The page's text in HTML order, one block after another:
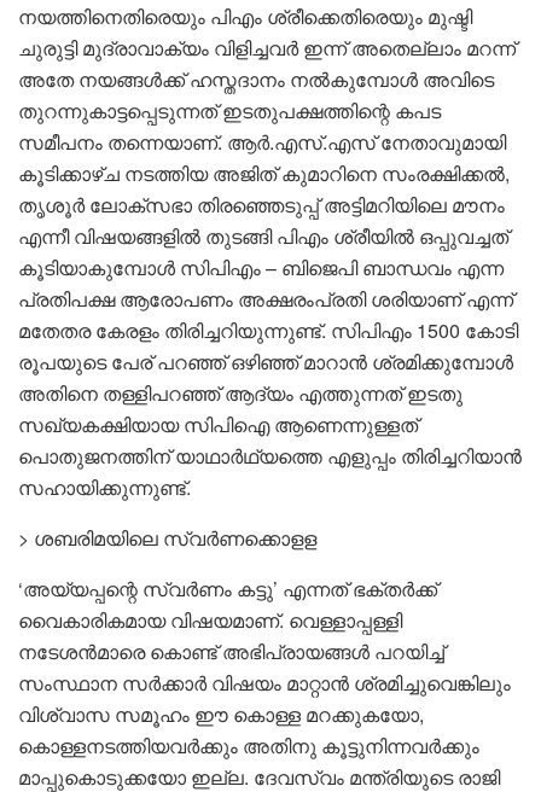
നയത്തിനെതിരെയും പിഎം ശ്രീക്കെതിരെയും മുഷ്ടി
ചുരുട്ടി മുദ്രാവാക്യം വിളിച്ചവർ ഇന്ന് അതെല്ലാം മറന്ന്
അതേ നയങ്ങൾക്ക് ഹസ്തദാനം നൽകുമ്പോൾ അവിടെ
തുറന്നുകാട്ടപ്പെടുന്നത് ഇടതുപക്ഷത്തിന്റെ കപട
സമീപനം തന്നെയാണ്. ആർ.എസ്.എസ് നേതാവുമായി
കൂടിക്കാഴ്ച നടത്തിയ അജിത് കുമാറിനെ സംരക്ഷിക്കൽ,
തൃശൂർ ലോക്സഭാ തിരഞ്ഞെടുപ്പ് അട്ടിമറിയിലെ മൗനം
എന്നീ വിഷയങ്ങളിൽ തുടങ്ങി പിഎം ശ്രീയിൽ ഒപ്പുവച്ചത്
കൂടിയാകുമ്പോൾ സിപിഎം – ബിജെപി ബാന്ധവം എന്ന
പ്രതിപക്ഷ ആരോപണം അക്ഷരംപ്രതി ശരിയാണ് എന്ന്
മതേതര കേരളം തിരിച്ചറിയുന്നുണ്ട്. സിപിഎം 1500 കോടി
രൂപയുടെ പേര് പറഞ്ഞ് ഒഴിഞ്ഞ് മാറാൻ ശ്രമിക്കുമ്പോൾ
അതിനെ തള്ളിപറഞ്ഞ് ആദ്യം എത്തുന്നത് ഇടതു
സഖ്യകക്ഷിയായ സിപിഐ ആണെന്നുള്ളത്
പൊതുജനത്തിന് യാഥാർഥ്യത്തെ എളുപ്പം തിരിച്ചറിയാൻ
സഹായിക്കുന്നുണ്ട്.
> ശബരിമയിലെ സ്വർണക്കൊളള
‘അയ്യപ്പന്റെ സ്വർണം കട്ടു’ എന്നത് ഭക്തർക്ക്
വൈകാരികമായ വിഷയമാണ്. വെള്ളാപ്പള്ളി
നടേശൻമാരെ കൊണ്ട് അഭിപ്രായങ്ങൾ പറയിച്ച്
സംസ്ഥാന സർക്കാർ വിഷയം മാറ്റാൻ ശ്രമിച്ചുവെങ്കിലും
വിശ്വാസ സമൂഹം ഈ കൊള്ള മറക്കുകയോ,
കൊള്ളനടത്തിയവർക്കും അതിനു കൂട്ടുനിന്നവർക്കും
മാപ്പുകൊടുക്കയോ ഇല്ല. ദേവസ്വം മന്ത്രിയുടെ രാജി